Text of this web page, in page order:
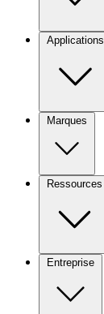
Applications
Marques
Ressources
Entreprise